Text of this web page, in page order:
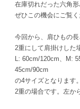
在庫切れだった六角
ぜひこの機会にご覧く
今回から、肩ひもの長
2重にして肩掛けした
L: 60cm/120cm、M:
45cm/90cm
の4サイズとなります。
2重の場合です。左か